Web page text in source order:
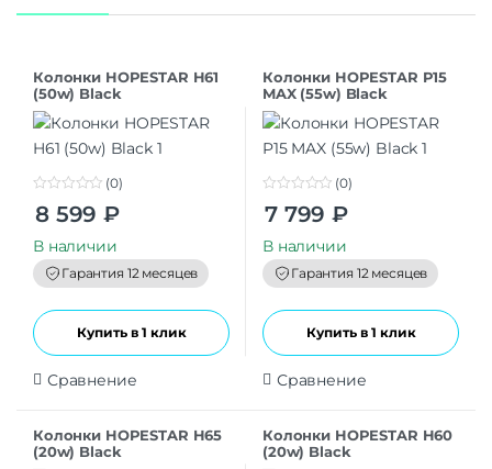
Колонки HOPESTAR H61
(50w) Black
o
t
o
f
5
(0)
8 599 ₽
В наличии
Гарантия 12 месяцев
Купить в 1 клик
Сравнение
Колонки HOPESTAR P15
MAX (55w) Black
o
t
o
f
5
(0)
7 799 ₽
В наличии
Гарантия 12 месяцев
Купить в 1 клик
Сравнение
Колонки HOPESTAR H65
(20w) Black
Колонки HOPESTAR H60
(20w) Black